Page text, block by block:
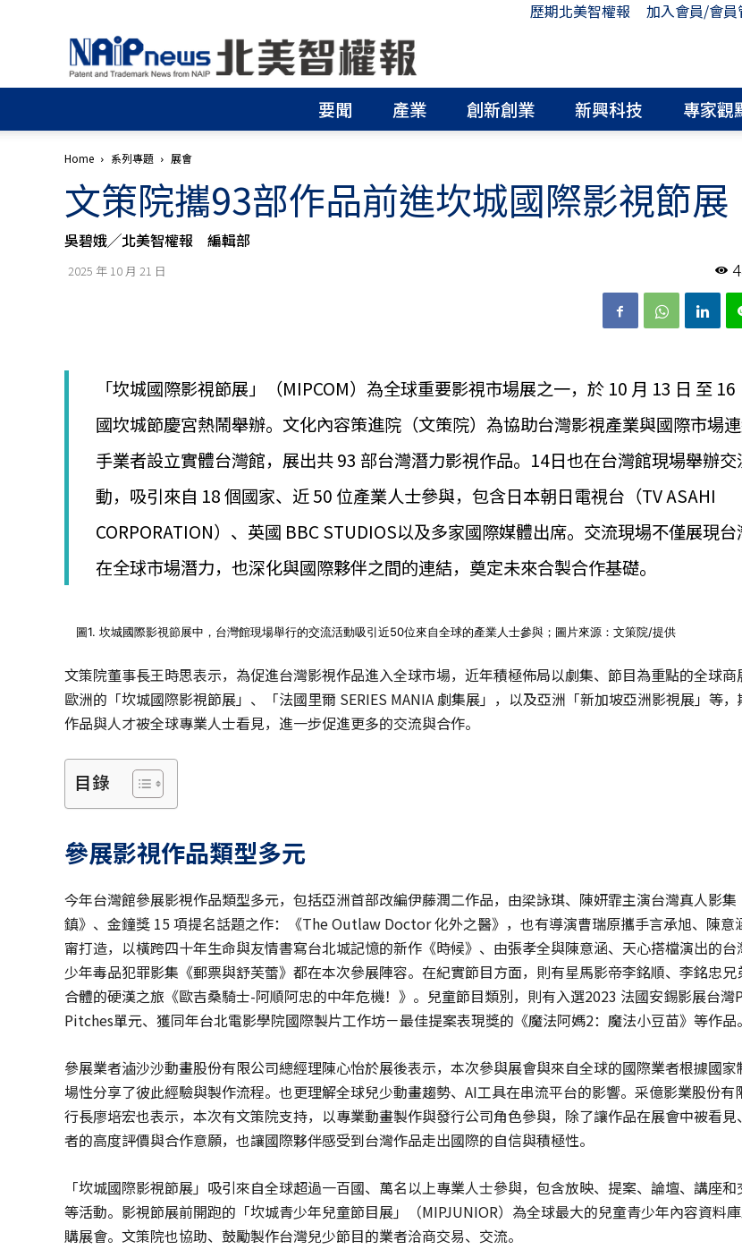
歷期北美智權報 加入會員/會員
北
美
智
權
│
申
請
│
商
析
智
財
權
顧
問
│
專
利
佈
美
專
要聞 產業 創新創業 新興科技 專家觀
Home 系列專題 展會
文策院攜93部作品前進坎城國際影視節展
吳碧娥╱北美智權報 編輯部
2025 年 10 月 21 日
「坎城國際影視節展」（MIPCOM）為全球重要影視市場展之一，於 10 月 13 日 至 16
國坎城節慶宮熱鬧舉辦。文化內容策進院（文策院）為協助台灣影視產業與國際市場
手業者設立實體台灣館，展出共 93 部台灣潛力影視作品。14日也在台灣館現場舉辦交
動，吸引來自 18 個國家、近 50 位產業人士參與，包含日本朝日電視台（TV ASAHI
CORPORATION）、英國 BBC STUDIOS以及多家國際媒體出席。交流現場不僅展現
在全球市場潛力，也深化與國際夥伴之間的連結，奠定未來合製合作基礎。
圖1. 坎城國際影視節展中，台灣館現場舉行的交流活動吸引近50位來自全球的產業人士參與；圖片來源：文策院/提供
文策院董事長王時思表示，為促進台灣影視作品進入全球市場，近年積極佈局以劇集、節目為重點的全球商
歐洲的「坎城國際影視節展」、「法國里爾 SERIES MANIA 劇集展」，以及亞洲「新加坡亞洲影視展」等
作品與人才被全球專業人士看見，進一步促進更多的交流與合作。
目錄
參展影視作品類型多元
今年台灣館參展影視作品類型多元，包括亞洲首部改編伊藤潤二作品，由梁詠琪、陳妍霏主演台灣真人影集
鎮》、金鐘獎 15 項提名話題之作：《The Outlaw Doctor 化外之醫》，也有導演曹瑞原攜手言承旭、陳意
甯打造，以橫跨四十年生命與友情書寫台北城記憶的新作《時候》、由張孝全與陳意涵、天心搭檔演出的台
少年毒品犯罪影集《郵票與舒芙蕾》都在本次參展陣容。在紀實節目方面，則有星馬影帝李銘順、李銘忠兄
合體的硬漢之旅《歐吉桑騎士-阿順阿忠的中年危機！》。兒童節目類別，則有入選2023 法國安錫影展台灣
Pitches單元、獲同年台北電影學院國際製片工作坊－最佳提案表現獎的《魔法阿媽2：魔法小豆苗》等作品。
參展業者滷沙沙動畫股份有限公司總經理陳心怡於展後表示，本次參與展會與來自全球的國際業者根據國家
場性分享了彼此經驗與製作流程。也更理解全球兒少動畫趨勢、AI工具在串流平台的影響。采億影業股份有
行長廖培宏也表示，本次有文策院支持，以專業動畫製作與發行公司角色參與，除了讓作品在展會中被看見
者的高度評價與合作意願，也讓國際夥伴感受到台灣作品走出國際的自信與積極性。
「坎城國際影視節展」吸引來自全球超過一百國、萬名以上專業人士參與，包含放映、提案、論壇、講座
等活動。影視節展前開跑的「坎城青少年兒童節目展」（MIPJUNIOR）為全球最大的兒童青少年內容資料
購展會。文策院也協助、鼓勵製作台灣兒少節目的業者洽商交易、交流。